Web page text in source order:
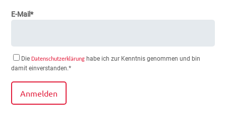
E-Mail*
DieDatenschutzerklärung habe ich zur Kenntnis genommen und bin
damit einverstanden.*
Anmelden